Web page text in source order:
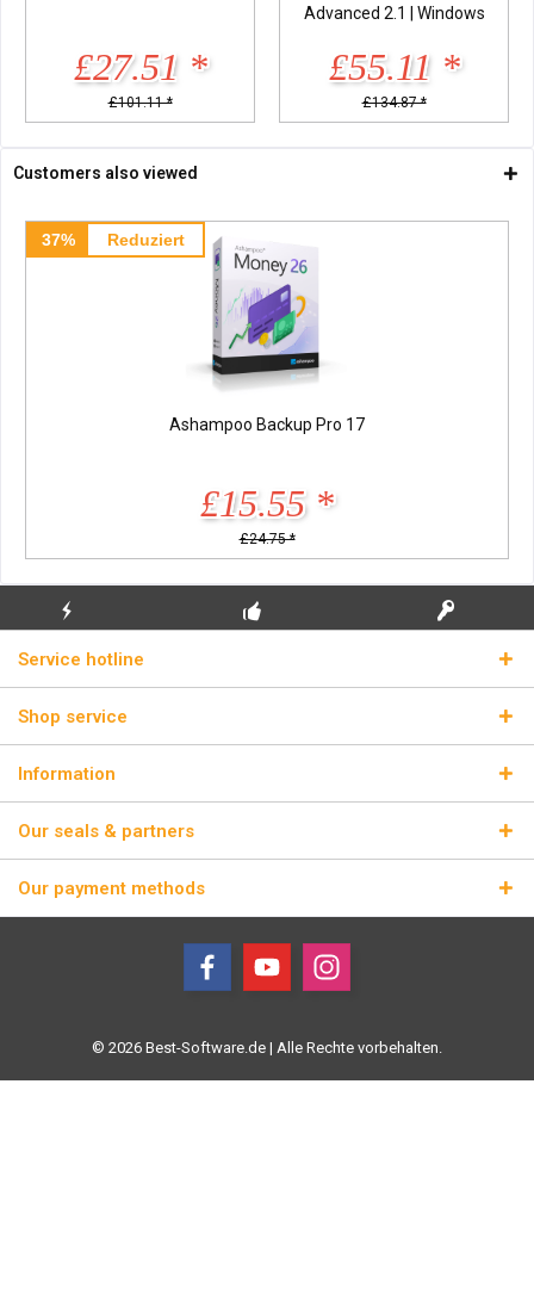
£27.51 *
£101.11 *
Advanced 2.1 | Windows
£55.11 *
£134.87 *
Customers also viewed
37% Reduziert
Ashampoo Backup Pro 17
£15.55 *
£24.75 *
FLASH SHIPPING REAL LICENSE KEYS
Service hotline
Shop service
Information
Our seals & partners
Our payment methods
© 2026 Best-Software.de | Alle Rechte vorbehalten.